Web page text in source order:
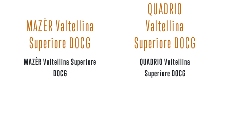
MAZÈR Valtellina
Superiore DOCG
MAZÈR Valtellina Superiore
DOCG
QUADRIO
Valtellina
Superiore DOCG
QUADRIO Valtellina
Superiore DOCG